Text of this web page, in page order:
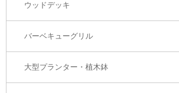
オットマン・スツール
ウッドデッキ
バーベキューグリル
大型プランター・植木鉢